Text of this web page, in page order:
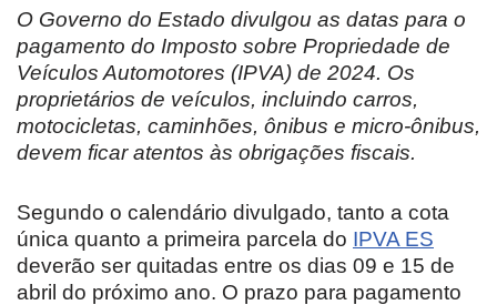
O Governo do Estado divulgou as datas para o
pagamento do Imposto sobre Propriedade de
Veículos Automotores (IPVA) de 2024. Os
proprietários de veículos, incluindo carros,
motocicletas, caminhões, ônibus e micro-ônibus,
devem ficar atentos às obrigações fiscais.
Segundo o calendário divulgado, tanto a cota
única quanto a primeira parcela do IPVA ES
deverão ser quitadas entre os dias 09 e 15 de
abril do próximo ano. O prazo para pagamento